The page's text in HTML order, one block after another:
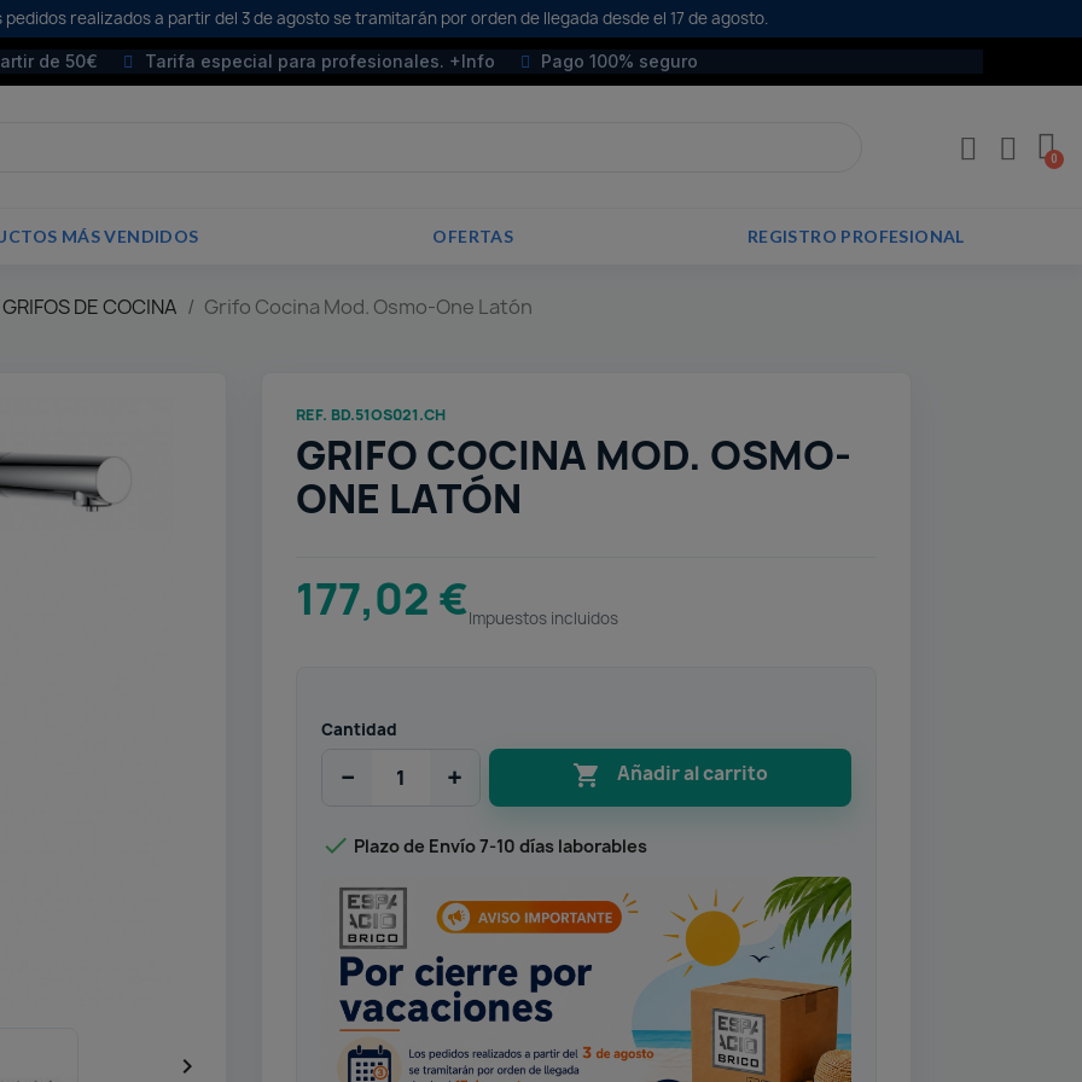
realizados a partir del 3 de agosto se tramitarán por orden de llegada desde el 17 de agosto.
de 50€ Tarifa especial para profesionales. +Info Pago 100% seguro
MÁS VENDIDOS OFERTAS REGISTRO PROFESIONAL
DE COCINA Grifo Cocina Mod. Osmo-One Latón

REF. BD.51OS021.CH
GRIFO COCINA MOD. OSMO-
ONE LATÓN
177,02 €Impuestos incluidos
Cantidad
− +  Añadir al carrito
 Plazo de Envío 7-10 días laborables